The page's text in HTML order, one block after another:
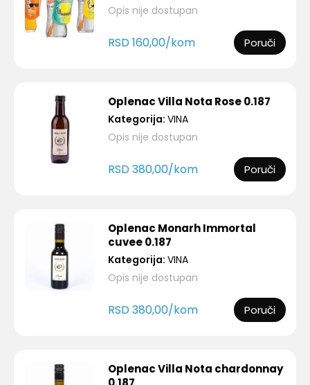
Opis nije dostupan
RSD160,00/kom Poruči
Oplenac Villa Nota Rose 0.187
Kategorija: VINA
Opis nije dostupan
RSD380,00/kom Poruči
Oplenac Monarh Immortal
cuvee 0.187
Kategorija: VINA
Opis nije dostupan
RSD380,00/kom Poruči
Oplenac Villa Nota chardonnay